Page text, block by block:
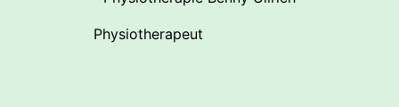
Physiotherapeut